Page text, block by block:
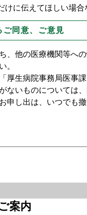
けに伝えてほしい場合
ご同意、ご意見
ち、他の医療機関等へ
。
生病院事務局医事課
ないものについては
申し出は、いつでも
案内